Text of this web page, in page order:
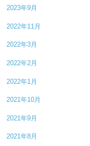
2023年9月
2022年11月
2022年3月
2022年2月
2022年1月
2021年10月
2021年9月
2021年8月